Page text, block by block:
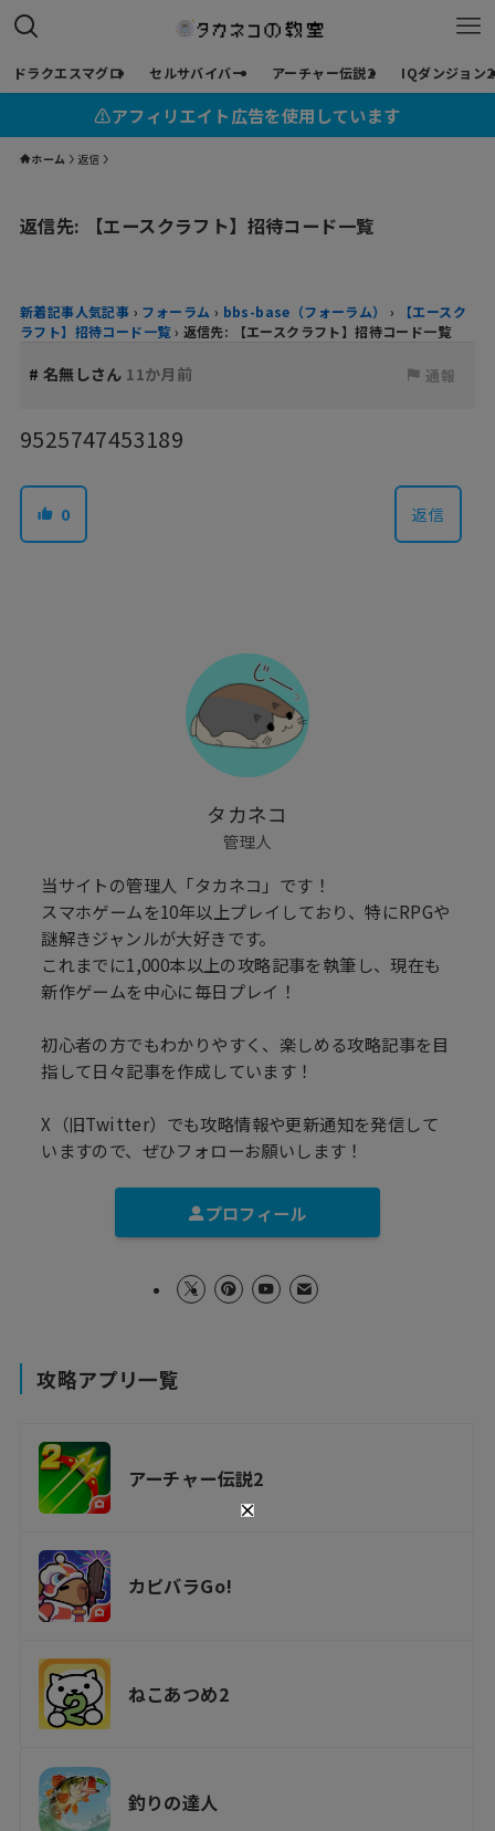
ドラクエスマグロ セルサバイバー アーチャー伝説2 IQダンジョン2
⚠︎アフィリエイト広告を使用しています
ホーム 返信
返信先: 【エースクラフト】招待コード一覧
新着記事人気記事 › フォーラム › bbs-base（フォーラム） ›
【エースク
ラフト】招待コード一覧 › 返信先: 【エースクラフト】招待コード一覧
# 名無しさん 11か月前 通報
9525747453189
0 返信
タカネコ
管理人
当サイトの管理人「タカネコ」です！
スマホゲームを10年以上プレイしており、特にRPGや
謎解きジャンルが大好きです。
これまでに1,000本以上の攻略記事を執筆し、現在も
新作ゲームを中心に毎日プレイ！
初心者の方でもわかりやすく、楽しめる攻略記事を目
指して日々記事を作成しています！
X（旧Twitter）でも攻略情報や更新通知を発信して
いますので、ぜひフォローお願いします！
プロフィール
攻略アプリ一覧
アーチャー伝説2
カピバラGo!
ねこあつめ2
釣りの達人